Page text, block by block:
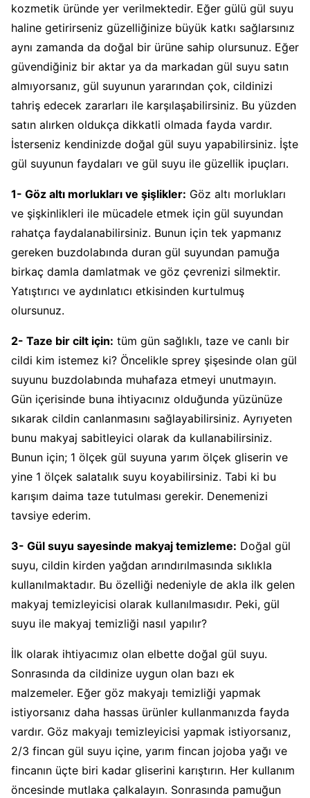
kozmetik üründe yer verilmektedir. Eğer gülü gül suyu
haline getirirseniz güzelliğinize büyük katkı sağlarsınız
aynı zamanda da doğal bir ürüne sahip olursunuz. Eğer
güvendiğiniz bir aktar ya da markadan gül suyu satın
almıyorsanız, gül suyunun yararından çok, cildinizi
tahriş edecek zararları ile karşılaşabilirsiniz. Bu yüzden
satın alırken oldukça dikkatli olmada fayda vardır.
İsterseniz kendinizde doğal gül suyu yapabilirsiniz. İşte
gül suyunun faydaları ve gül suyu ile güzellik ipuçları.
1- Göz altı morlukları ve şişlikler: Göz altı morlukları
ve şişkinlikleri ile mücadele etmek için gül suyundan
rahatça faydalanabilirsiniz. Bunun için tek yapmanız
gereken buzdolabında duran gül suyundan pamuğa
birkaç damla damlatmak ve göz çevrenizi silmektir.
Yatıştırıcı ve aydınlatıcı etkisinden kurtulmuş
olursunuz.
2- Taze bir cilt için: tüm gün sağlıklı, taze ve canlı bir
cildi kim istemez ki? Öncelikle sprey şişesinde olan gül
suyunu buzdolabında muhafaza etmeyi unutmayın.
Gün içerisinde buna ihtiyacınız olduğunda yüzünüze
sıkarak cildin canlanmasını sağlayabilirsiniz. Ayrıyeten
bunu makyaj sabitleyici olarak da kullanabilirsiniz.
Bunun için; 1 ölçek gül suyuna yarım ölçek gliserin ve
yine 1 ölçek salatalık suyu koyabilirsiniz. Tabi ki bu
karışım daima taze tutulması gerekir. Denemenizi
tavsiye ederim.
3- Gül suyu sayesinde makyaj temizleme: Doğal gül
suyu, cildin kirden yağdan arındırılmasında sıklıkla
kullanılmaktadır. Bu özelliği nedeniyle de akla ilk gelen
makyaj temizleyicisi olarak kullanılmasıdır. Peki, gül
suyu ile makyaj temizliği nasıl yapılır?
İlk olarak ihtiyacımız olan elbette doğal gül suyu.
Sonrasında da cildinize uygun olan bazı ek
malzemeler. Eğer göz makyajı temizliği yapmak
istiyorsanız daha hassas ürünler kullanmanızda fayda
vardır. Göz makyajı temizleyicisi yapmak istiyorsanız,
2/3 fincan gül suyu içine, yarım fincan jojoba yağı ve
fincanın üçte biri kadar gliserini karıştırın. Her kullanım
öncesinde mutlaka çalkalayın. Sonrasında pamuğun